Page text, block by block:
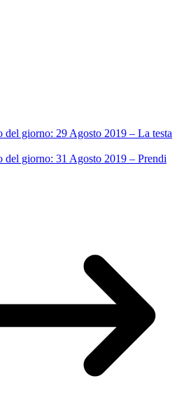
del giorno: 29 Agosto 2019 – La testa
del giorno: 31 Agosto 2019 – Prendi